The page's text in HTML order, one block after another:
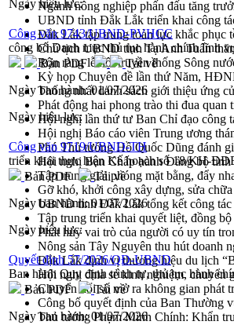
Ngành nông nghiệp phấn đấu tăng
UBND tỉnh Đắk Lắk triển khai công
Đắk Lắk tập trung toàn lực khắc phục
Chủ tịch UBND tỉnh Tạ Anh Tuấn
Rộn ràng lễ hội truyền thống Sông
Kỳ họp Chuyên đề lần thứ Năm,
Thống nhất danh sách giới thiệu ứng
Phát động hai phong trào thi đua
Hội nghị lần thứ tư Ban Chỉ đạo công
Hội nghị Báo cáo viên Trung ương
Phó Thủ tướng Hồ Quốc Dũng đánh
Hội nghị Ban Chấp hành Đảng bộ
Tập trung giải phóng mặt bằng, đẩy
Gỡ khó, khởi công xây dựng, sửa
UBND tỉnh Đắk Lắk tổng kết công tác
Tập trung triển khai quyết liệt, đồng
Phát huy vai trò của người có uy tín
Nông sản Tây Nguyên thu hút doanh
Đắk Lắk định vị thương hiệu du lịch
Hội nghị chia sẻ kinh nghiệm, chuyển
Chuyển đổi số mở ra không gian phát
Công bố quyết định của Ban Thường
Thủ tướng Phạm Minh Chính: Khẩn
Ngày hiệu lực:
Công văn 9743/UBND-PVHCC
công bố Danh mục thủ tục hành chính lĩnh
Bản PDF
Tải về
Ngày ban hành:01/07/2026
Ngày hiệu lực:
Công văn 9719/UBND-TH
triển khai thực hiện Kế hoạch số 18/KH-
Bản PDF
Tải về
Ngày ban hành:01/07/2026
Ngày hiệu lực:
Quyết định 57/2026/QĐ-UBND
Ban hành Quy định trình tự, thủ tục hành
Bản PDF
Tải về
Ngày ban hành:01/07/2026